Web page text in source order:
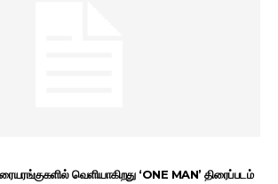
வெளியாகிறது ‘ONE MAN’ திரைப்படம்